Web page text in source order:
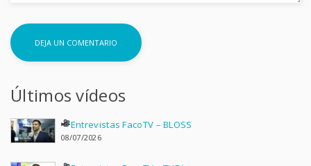
Últimos vídeos
Entrevistas FacoTV – BLOSS
08/07/2026